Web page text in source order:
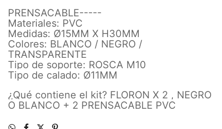
PRENSACABLE-----
Materiales: PVC
Medidas: Ø15MM X H30MM
Colores: BLANCO / NEGRO /
TRANSPARENTE
Tipo de soporte: ROSCA M10
Tipo de calado: Ø11MM
¿Qué contiene el kit? FLORON X 2 , NEGRO
O BLANCO + 2 PRENSACABLE PVC